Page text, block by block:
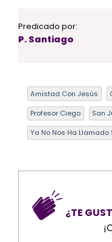
Predicado por:
P. Santiago
Amistad Con Jesús
Profesor Ciego San
Ya No Nos Ha Llamado
¿TE